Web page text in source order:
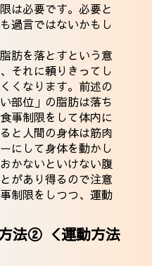
は必要です。必要と
過言ではないかもし
肪を落とすという意
それに頼りきってし
くなります。前述の
部位」の脂肪は落ち
事制限をして体内に
と人間の身体は筋肉
にして身体を動かし
かないといけない腹
があり得るので注意
制限をしつつ、運動
法② ＜運動方法